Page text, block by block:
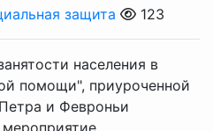
защита 123
населения в
помощи", приуроченной
и Февроньи